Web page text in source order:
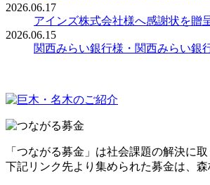
2026.06.17
アインズ株式会社様へ感謝状を贈
2026.06.15
関西みらい銀行様・関西みらい銀
「つながる募金」は社会課題の解決に
下記リンク先より集められた募金は、